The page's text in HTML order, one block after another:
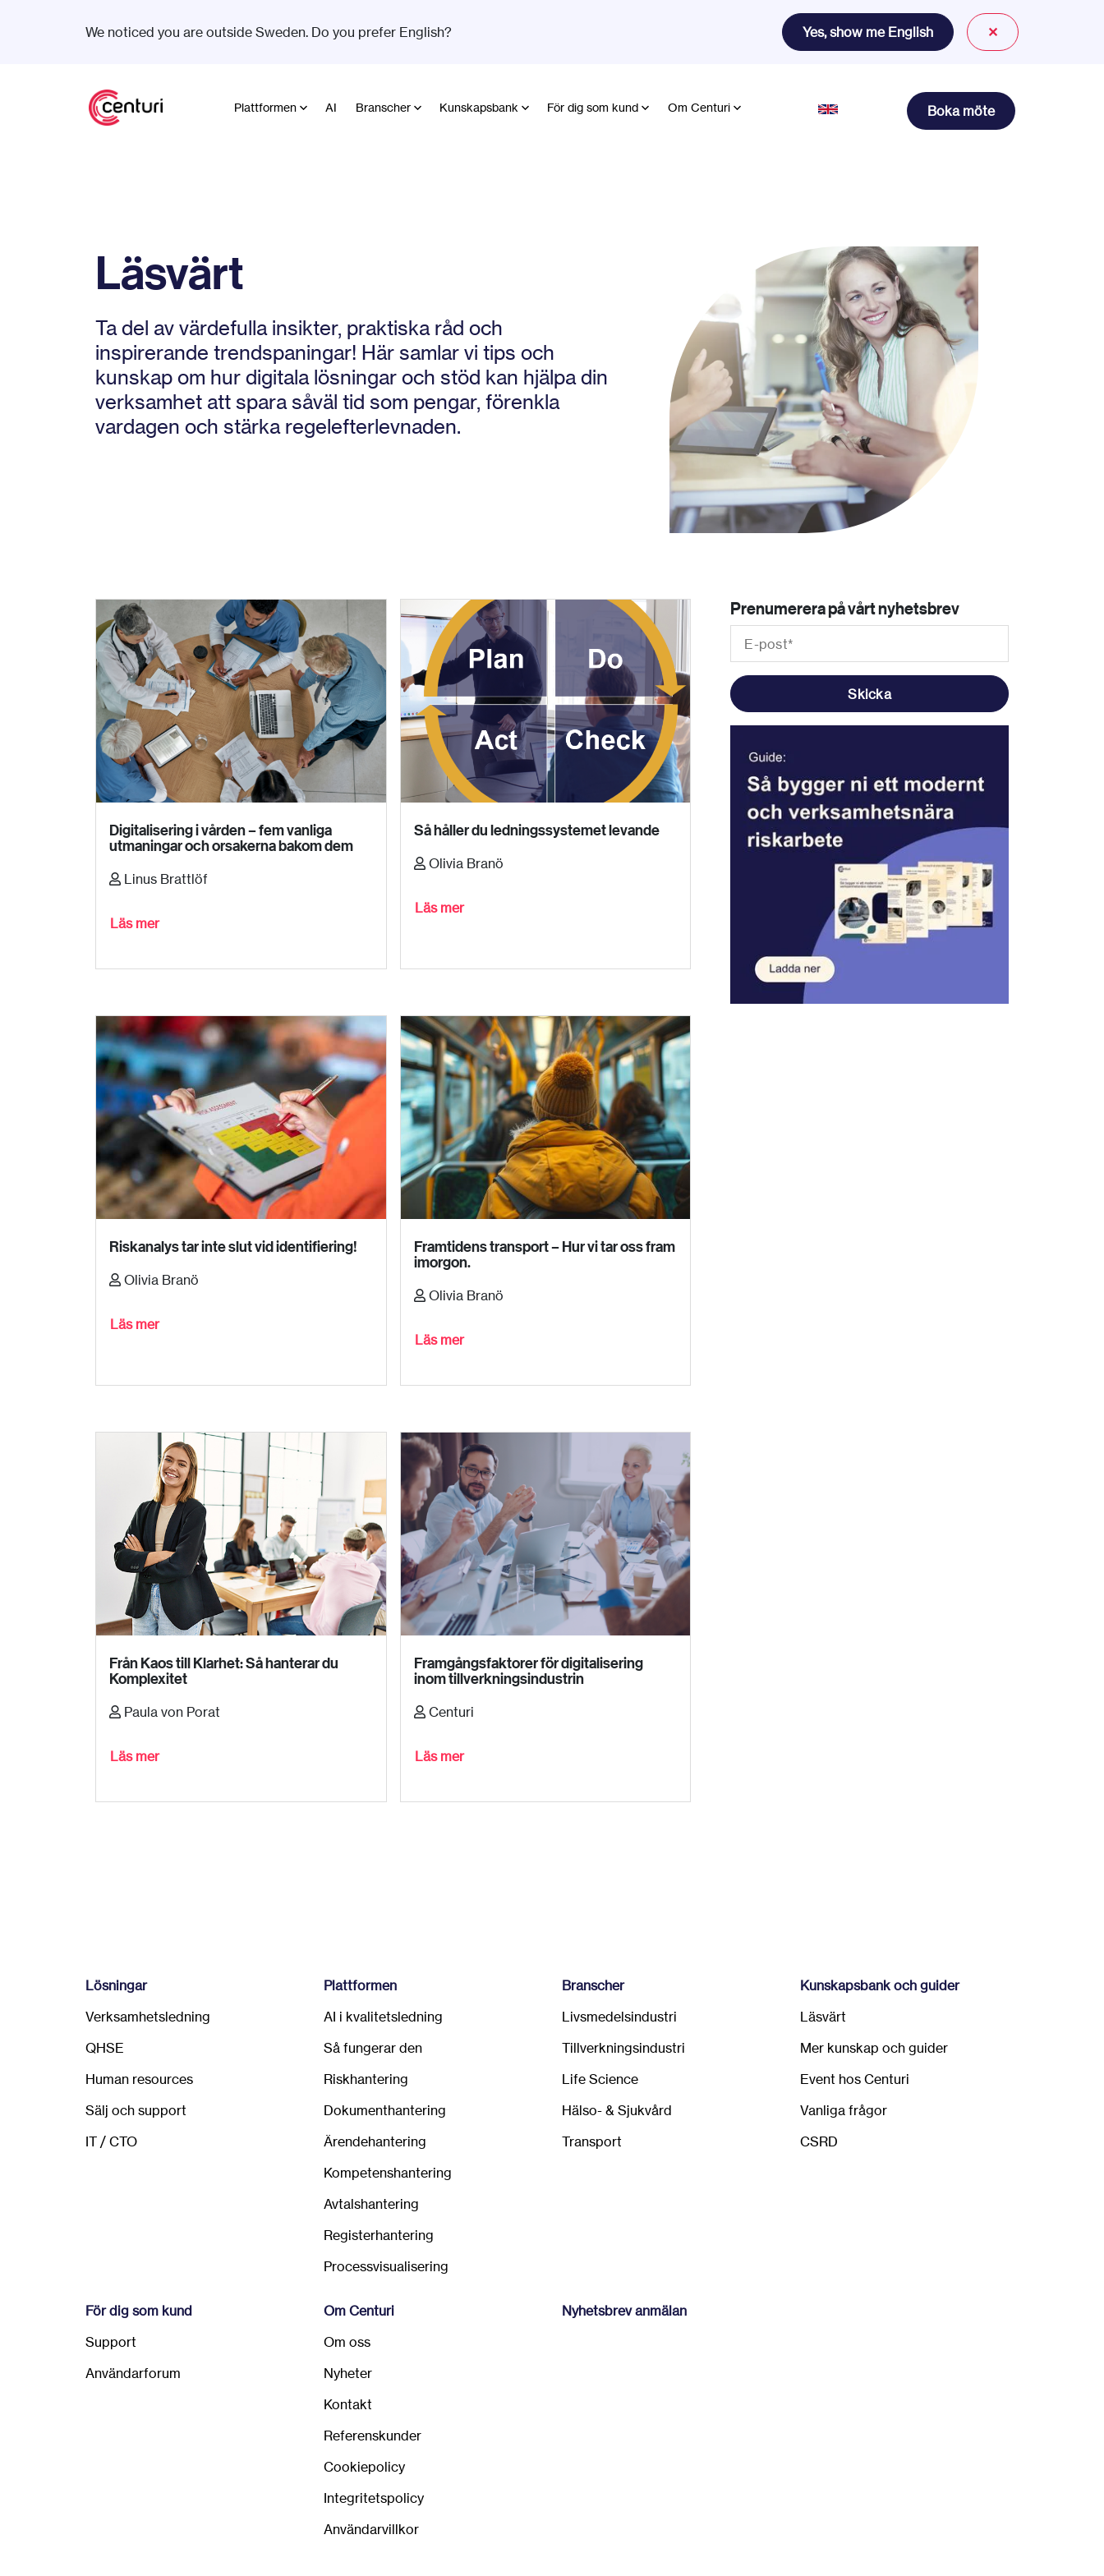
We noticed you are outside Sweden. Do you prefer English? Yes, show me English ✕
Plattformen AI Branscher Kunskapsbank För dig som kund Om Centuri Boka möte
Läsvärt
Ta del av värdefulla insikter, praktiska råd och
inspirerande trendspaningar! Här samlar vi tips och
kunskap om hur digitala lösningar och stöd kan hjälpa din
verksamhet att spara såväl tid som pengar, förenkla
vardagen och stärka regelefterlevnaden.
Digitalisering i vården – fem vanliga
utmaningar och orsakerna bakom dem
Linus Brattlöf
Läs mer
Så håller du ledningssystemet levande
Olivia Branö
Läs mer
Riskanalys tar inte slut vid identifiering!
Olivia Branö
Läs mer
Framtidens transport – Hur vi tar oss fram
imorgon.
Olivia Branö
Läs mer
Från Kaos till Klarhet: Så hanterar du
Komplexitet
Paula von Porat
Läs mer
Framgångsfaktorer för digitalisering
inom tillverkningsindustrin
Centuri
Läs mer
Prenumerera på vårt nyhetsbrev
Lösningar
Verksamhetsledning
QHSE
Human resources
Sälj och support
IT / CTO
Plattformen
AI i kvalitetsledning
Så fungerar den
Riskhantering
Dokumenthantering
Ärendehantering
Kompetenshantering
Avtalshantering
Registerhantering
Processvisualisering
Branscher
Livsmedelsindustri
Tillverkningsindustri
Life Science
Hälso- & Sjukvård
Transport
Kunskapsbank och guider
Läsvärt
Mer kunskap och guider
Event hos Centuri
Vanliga frågor
CSRD
För dig som kund
Support
Användarforum
Om Centuri
Om oss
Nyheter
Kontakt
Referenskunder
Cookiepolicy
Integritetspolicy
Användarvillkor
Nyhetsbrev anmälan